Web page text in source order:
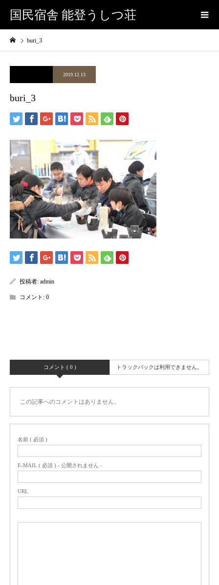
国民宿舎 能登うしつ荘
buri_3
2019.12.13
buri_3
投稿者: admin
コメント: 0
コメント ( 0 ) トラックバックは利用できません。
この記事へのコメントはありません。
名前 ( 必須 )
E-MAIL ( 必須 ) - 公開されません -
URL